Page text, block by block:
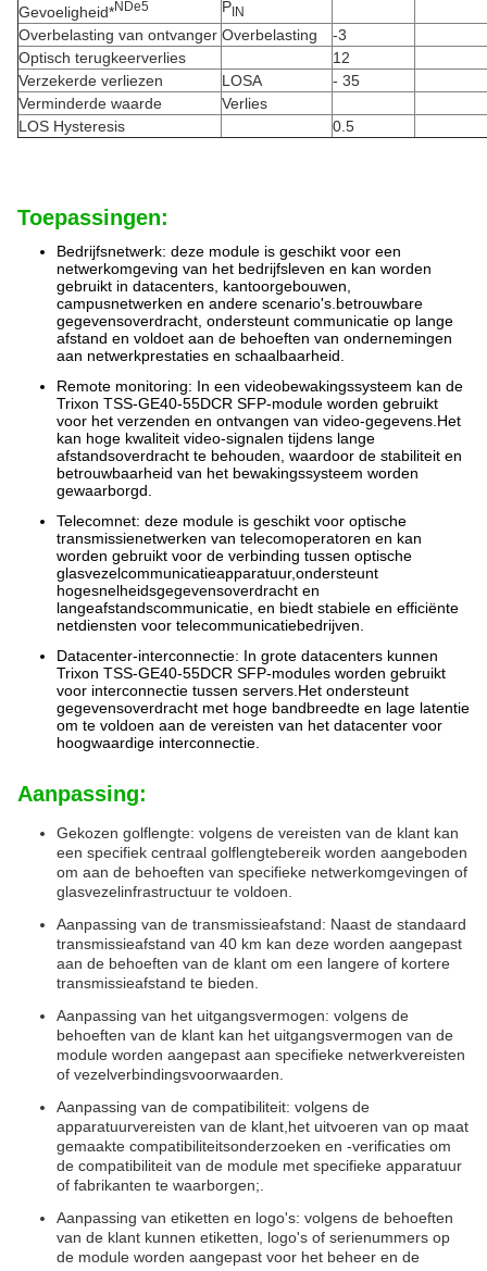
Gevoeligheid*NDe5 PIN
Overbelasting van ontvanger Overbelasting
-3
Optisch terugkeerverlies
12
Verzekerde verliezen
LOSA
- 35
Verminderde waarde
Verlies
LOS Hysteresis
0.5
Toepassingen:
Bedrijfsnetwerk: deze module is geschikt voor een
netwerkomgeving van het bedrijfsleven en kan worden
gebruikt in datacenters, kantoorgebouwen,
campusnetwerken en andere scenario's.betrouwbare
gegevensoverdracht, ondersteunt communicatie op lange
afstand en voldoet aan de behoeften van ondernemingen
aan netwerkprestaties en schaalbaarheid.
Remote monitoring: In een videobewakingssysteem kan de
Trixon TSS-GE40-55DCR SFP-module worden gebruikt
voor het verzenden en ontvangen van video-gegevens.Het
kan hoge kwaliteit video-signalen tijdens lange
afstandsoverdracht te behouden, waardoor de stabiliteit en
betrouwbaarheid van het bewakingssysteem worden
gewaarborgd.
Telecomnet: deze module is geschikt voor optische
transmissienetwerken van telecomoperatoren en kan
worden gebruikt voor de verbinding tussen optische
glasvezelcommunicatieapparatuur,ondersteunt
hogesnelheidsgegevensoverdracht en
langeafstandscommunicatie, en biedt stabiele en efficiënte
netdiensten voor telecommunicatiebedrijven.
Datacenter-interconnectie: In grote datacenters kunnen
Trixon TSS-GE40-55DCR SFP-modules worden gebruikt
voor interconnectie tussen servers.Het ondersteunt
gegevensoverdracht met hoge bandbreedte en lage latentie
om te voldoen aan de vereisten van het datacenter voor
hoogwaardige interconnectie.
Aanpassing:
Gekozen golflengte: volgens de vereisten van de klant kan
een specifiek centraal golflengtebereik worden aangeboden
om aan de behoeften van specifieke netwerkomgevingen of
glasvezelinfrastructuur te voldoen.
Aanpassing van de transmissieafstand: Naast de standaard
transmissieafstand van 40 km kan deze worden aangepast
aan de behoeften van de klant om een langere of kortere
transmissieafstand te bieden.
Aanpassing van het uitgangsvermogen: volgens de
behoeften van de klant kan het uitgangsvermogen van de
module worden aangepast aan specifieke netwerkvereisten
of vezelverbindingsvoorwaarden.
Aanpassing van de compatibiliteit: volgens de
apparatuurvereisten van de klant,het uitvoeren van op maat
gemaakte compatibiliteitsonderzoeken en -verificaties om
de compatibiliteit van de module met specifieke apparatuur
of fabrikanten te waarborgen;.
Aanpassing van etiketten en logo's: volgens de behoeften
van de klant kunnen etiketten, logo's of serienummers op
de module worden aangepast voor het beheer en de